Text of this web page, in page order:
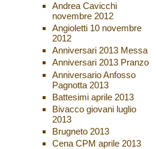
Andrea Cavicchi
novembre 2012
Angioletti 10 novembre
2012
Anniversari 2013 Messa
Anniversari 2013 Pranzo
Anniversario Anfosso
Pagnotta 2013
Battesimi aprile 2013
Bivacco giovani luglio
2013
Brugneto 2013
Cena CPM aprile 2013